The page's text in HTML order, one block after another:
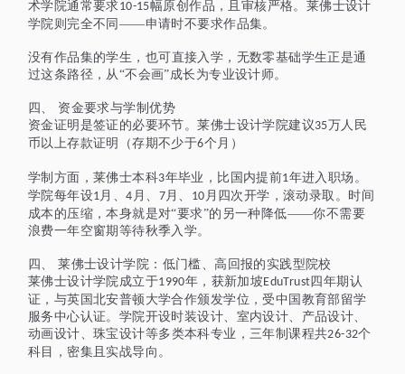
术学院通常要求10-15幅原创作品，且审核严格。莱佛士设计
学院则完全不同——申请时不要求作品集。
没有作品集的学生， 也可直接入学， 无数零基础学生正是通
过这条路径，从 “不会画”成长为专业设计师。
四、
资金要求与学制优势
资金证明是签证的必要环节。莱佛士设计学院建议35万人民
币以上存款证明（存期不少于6个月）
学制方面，莱佛士本科3年毕业，比国内提前1年进入职场。
学院每年设1 月、4 月、 7月、 10 月四次开学，滚动录取。时间
成本的压缩，本身就是对“要求”的另一种降低——你不需要
浪费一年空窗期等待秋季入学。
四
莱佛士设计学院：低门槛、高回报的实践型院校
莱佛士设计学院成立于1990年，获新加坡EduTrust四年期认
证，与英国北安普顿大学合作颁发学位，受中国教育部留学
服务中心认证。学院开设时装设计、室内设计、产品设计、
动画设计、珠宝设计等多类本科专业，三年制课程共26-32个
科目，密集且实战导向。